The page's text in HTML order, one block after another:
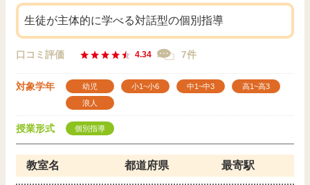
生徒が主体的に学べる対話型の個別指導
口コミ評価 4.34 7件
対象学年 幼児 小1~小6 中1~中3
高1~高3
浪人
授業形式 個別指導
教室名 都道府県 最寄駅